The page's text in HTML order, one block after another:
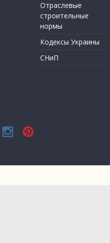
Отраслевые
строительные
нормы
Кодексы Украины
СНиП